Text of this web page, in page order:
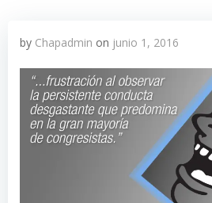
by Chapadmin on junio 1, 2016